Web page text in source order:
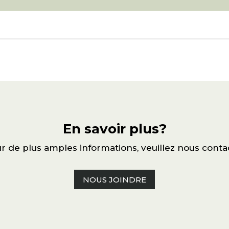
En savoir plus?
de plus amples informations, veuillez nous
NOUS JOINDRE